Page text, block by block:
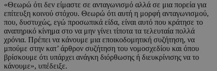
«Θεωρώ ότι δεν είμαστε σε ανταγωνισμό αλλά σε μια πορεία για
επίτευξη κοινού στόχου. Θεωρώ ότι αυτή η μορφή ανταγωνισμού,
που, δυστυχώς, εγώ προσωπικά είδα, είναι αυτό που κράτησε το
αναπηρικό κίνημα στο να μην γίνει τίποτα τα τελευταία πολλά
χρόνια. Πρέπει να κάνουμε μια εποικοδομητική συζήτηση, να
μπούμε στην κατ’ άρθρον συζήτηση του νομοσχεδίου και όπου
βρίσκουμε ότι υπάρχει ανάγκη διόρθωσης ή διευκρίνισης να το
κάνουμε», υπέδειξε.